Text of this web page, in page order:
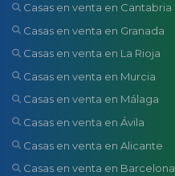
Casas en venta en Cantabria
Casas en venta en Granada
Casas en venta en La Rioja
Casas en venta en Murcia
Casas en venta en Málaga
Casas en venta en Ávila
Casas en venta en Alicante
Casas en venta en Barcelona